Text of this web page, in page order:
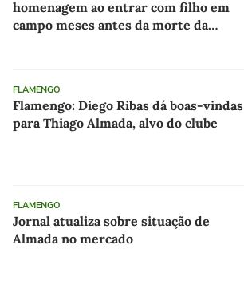
homenagem ao entrar com filho em
campo meses antes da morte da
FLAMENGO
Flamengo: Diego Ribas dá boas-vindas
para Thiago Almada, alvo do clube
FLAMENGO
Jornal atualiza sobre situação de
Almada no mercado